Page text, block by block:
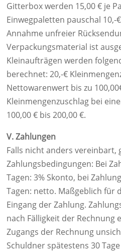
Gitterbox werden 15,00 € je
Einwegpaletten pauschal 10,-
Annahme unfreier
Verpackungsmaterial ist
Kleinaufträgen werden
berechnet: 20,-€
Nettowarenwert bis zu
Kleinmengenzuschlag bei
100,00 € bis 200,00 €.
V. Zahlungen
Falls nicht anders vereinbart,
Zahlungsbedingungen: Bei
Tagen: 3% Skonto, bei
Tagen: netto. Maßgeblich für
Eingang der Zahlung.
nach Fälligkeit der Rechnung
Zugangs der Rechnung
Schuldner spätestens 30